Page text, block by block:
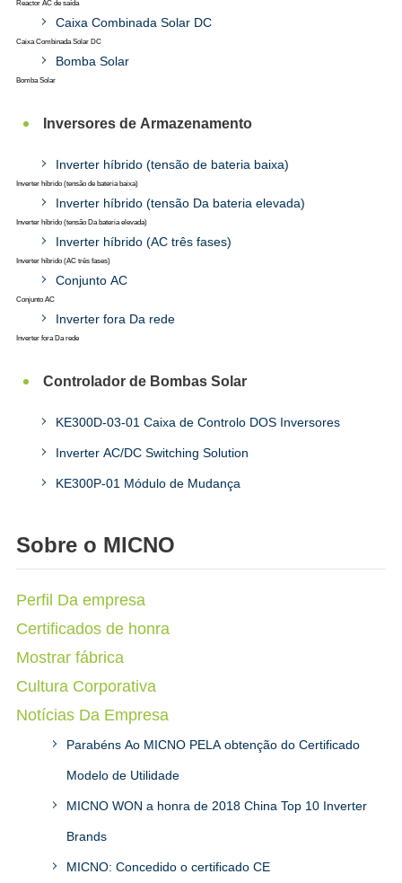
Reactor AC de saída
Caixa Combinada Solar DC
Caixa Combinada Solar DC
Bomba Solar
Bomba Solar
Inversores de Armazenamento
Inverter híbrido (tensão de bateria baixa)
Inverter híbrido (tensão de bateria baixa)
Inverter híbrido (tensão Da bateria elevada)
Inverter híbrido (tensão Da bateria elevada)
Inverter híbrido (AC três fases)
Inverter híbrido (AC três fases)
Conjunto AC
Conjunto AC
Inverter fora Da rede
Inverter fora Da rede
Controlador de Bombas Solar
KE300D-03-01 Caixa de Controlo DOS Inversores
Inverter AC/DC Switching Solution
KE300P-01 Módulo de Mudança
Sobre o MICNO
Perfil Da empresa
Certificados de honra
Mostrar fábrica
Cultura Corporativa
Notícias Da Empresa
Parabéns Ao MICNO PELA obtenção do Certificado
Modelo de Utilidade
MICNO WON a honra de 2018 China Top 10 Inverter
Brands
MICNO: Concedido o certificado CE